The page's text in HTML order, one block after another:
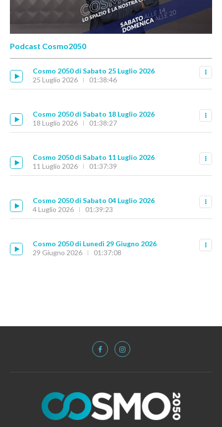
Podcast Cosmo2050
Cosmo 2050 di Sabato 25 Luglio 2026
25 Luglio 2026
01:38:46
Cosmo 2050 di Sabato 18 Luglio 2026
18 Luglio 2026
01:38:27
Cosmo 2050 di Sabato 11 Luglio 2026
11 Luglio 2026
01:37:39
Cosmo 2050 di Sabato 04 Luglio 2026
4 Luglio 2026
01:39:23
Cosmo 2050 di Lunedì 29 Giugno 2026
29 Giugno 2026
01:37:08